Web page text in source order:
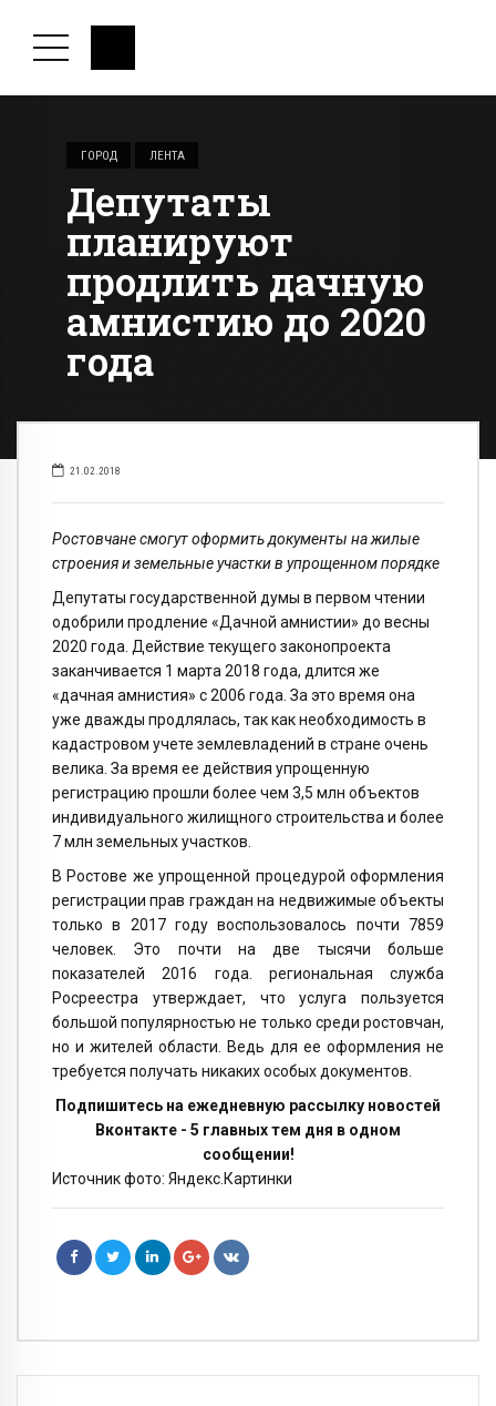
ГОРОД ЛЕНТА
Депутаты
планируют
продлить дачную
амнистию до 2020
года
21.02.2018
Ростовчане смогут оформить документы на жилые
строения и земельные участки в упрощенном порядке
Депутаты государственной думы в первом чтении
одобрили продление «Дачной амнистии» до весны
2020 года. Действие текущего законопроекта
заканчивается 1 марта 2018 года, длится же
«дачная амнистия» с 2006 года. За это время она
уже дважды продлялась, так как необходимость в
кадастровом учете землевладений в стране очень
велика. За время ее действия упрощенную
регистрацию прошли более чем 3,5 млн объектов
индивидуального жилищного строительства и более
7 млн земельных участков.
В Ростове же упрощенной процедурой оформления
регистрации прав граждан на недвижимые объекты
только в 2017 году воспользовалось почти 7859
человек. Это почти на две тысячи больше
показателей 2016 года. региональная служба
Росреестра утверждает, что услуга пользуется
большой популярностью не только среди ростовчан,
но и жителей области. Ведь для ее оформления не
требуется получать никаких особых документов.
Подпишитесь на ежедневную рассылку новостей
Вконтакте - 5 главных тем дня в одном
сообщении!
Источник фото: Яндекс.Картинки